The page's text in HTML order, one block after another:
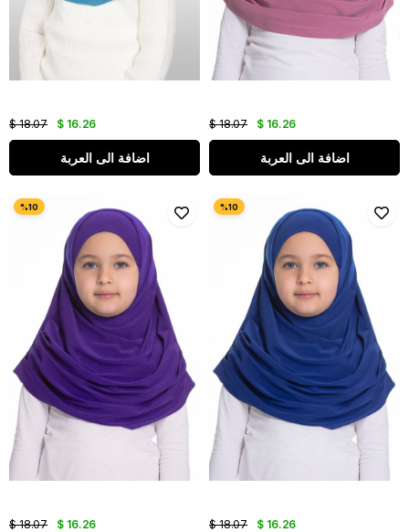
$ 16.26
$ 18.07
اضافة الى العربة
$ 16.26
$ 18.07
اضافة الى العربة
$ 16.26
$ 18.07 $ 16.26
$ 18.07